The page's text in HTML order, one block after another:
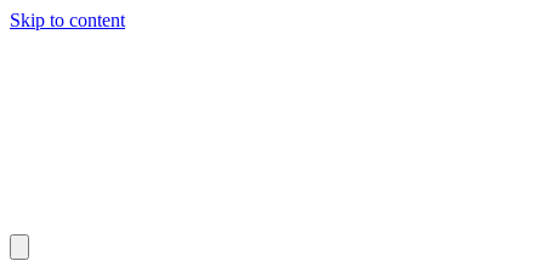
Skip to content